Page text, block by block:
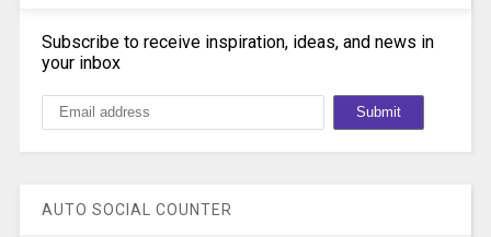
Subscribe to receive inspiration, ideas, and news in
your inbox
AUTO SOCIAL COUNTER